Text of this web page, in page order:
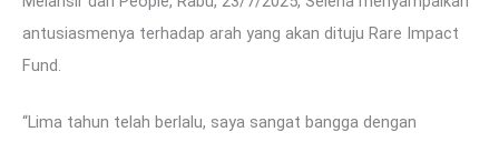
antusiasmenya terhadap arah yang akan dituju Rare Impact
Fund.
“Lima tahun telah berlalu, saya sangat bangga dengan